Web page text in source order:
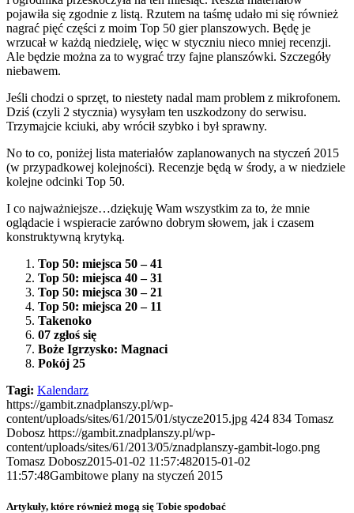
pojawiła się zgodnie z listą. Rzutem na taśmę udało mi się również
nagrać pięć części z moim Top 50 gier planszowych. Będę je
wrzucał w każdą niedzielę, więc w styczniu nieco mniej recenzji.
Ale będzie można za to wygrać trzy fajne planszówki. Szczegóły
niebawem.
Jeśli chodzi o sprzęt, to niestety nadal mam problem z mikrofonem.
Dziś (czyli 2 stycznia) wysyłam ten uszkodzony do serwisu.
Trzymajcie kciuki, aby wrócił szybko i był sprawny.
No to co, poniżej lista materiałów zaplanowanych na styczeń 2015
(w przypadkowej kolejności). Recenzje będą w środy, a w niedziele
kolejne odcinki Top 50.
I co najważniejsze…dziękuję Wam wszystkim za to, że mnie
oglądacie i wspieracie zarówno dobrym słowem, jak i czasem
konstruktywną krytyką.
Top 50: miejsca 50 – 41
Top 50: miejsca 40 – 31
Top 50: miejsca 30 – 21
Top 50: miejsca 20 – 11
Takenoko
07 zgłoś się
Boże Igrzysko: Magnaci
Pokój 25
Tagi: Kalendarz
https://gambit.znadplanszy.pl/wp-
content/uploads/sites/61/2015/01/stycze2015.jpg 424 834 Tomasz
Dobosz https://gambit.znadplanszy.pl/wp-
content/uploads/sites/61/2013/05/znadplanszy-gambit-logo.png
Tomasz Dobosz2015-01-02 11:57:482015-01-02
11:57:48Gambitowe plany na styczeń 2015
Artykuły, które również mogą się Tobie spodobać